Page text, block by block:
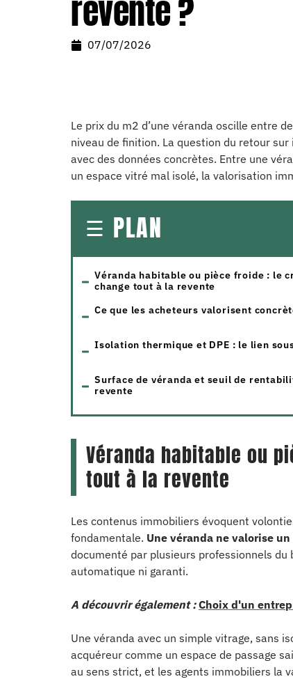
revente ?
07/07/2026
Le prix du m2 d’une véranda oscille entre
niveau de finition. La question du retour
avec des données concrètes. Entre une
un espace vitré mal isolé, la valorisation
PLAN
Véranda habitable ou pièce froide : le
change tout à la revente
Ce que les acheteurs valorisent
Isolation thermique et DPE : le lien
Surface de véranda et seuil de
revente
Véranda habitable ou
tout à la revente
Les contenus immobiliers évoquent
fondamentale. Une véranda ne valorise
documenté par plusieurs professionnels
automatique ni garanti.
A découvrir également : Choix d'un
Une véranda avec un simple vitrage, sans
acquéreur comme un espace de passage
au sens strict, et les agents immobiliers la